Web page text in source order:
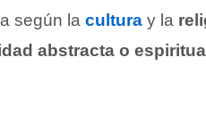
según la cultura y la
abstracta o